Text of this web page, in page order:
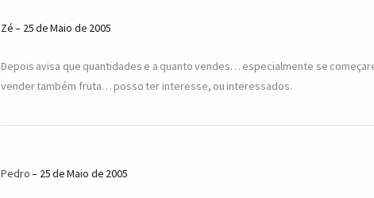
Zé 25 de Maio de 2005
Depois avisa que quantidades e a quanto vendes… especialmente se
vender também fruta… posso ter interesse, ou interessados.
Pedro 25 de Maio de 2005